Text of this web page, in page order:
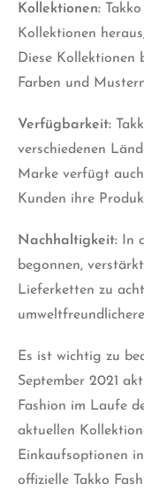
Kollektionen:
Kollektionen
Diese Kollektionen
Farben und
Verfügbarkeit:
verschiedenen
Marke verfügt
Kunden ihre
Nachhaltigkeit: In
begonnen,
Lieferketten zu
Es ist wichtig zu
September 2021
Fashion im Laufe
aktuellen
Einkaufsoptionen
offizielle Takko